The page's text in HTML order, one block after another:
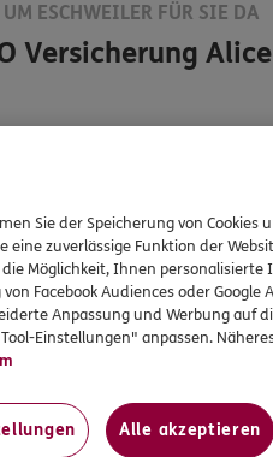
ESCHWEILER FÜR SIE DA
Versicherung
erin
Tel: 02403/
Mobil:
0177/
Mehr
Sie der Speicherung von Cookies
zuverlässige Funktion der
Möglichkeit, Ihnen
Facebook Audiences oder Google
Anpassung und Werbung auf
Einstellungen" anpassen.
Alle akzeptieren